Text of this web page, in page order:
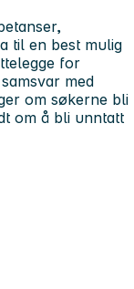
til en best mulig
for
med
om søkerne bli
om å bli unntatt